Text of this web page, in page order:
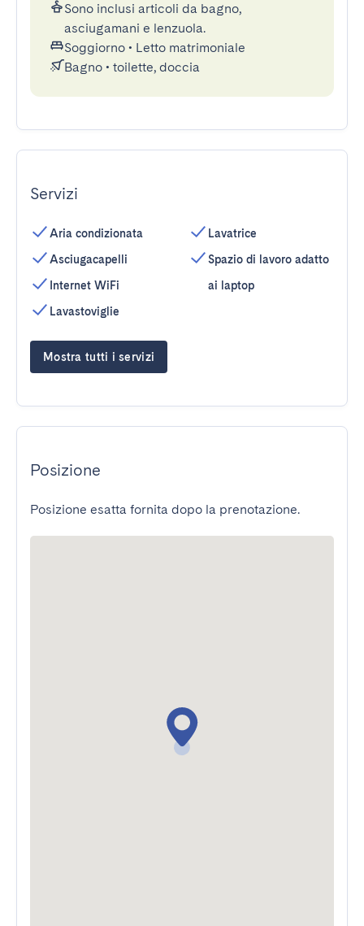
Sono inclusi articoli da bagno,
asciugamani e lenzuola.
Soggiorno • Letto matrimoniale
Bagno • toilette, doccia
Servizi
Aria condizionata
Asciugacapelli
Internet WiFi
Lavastoviglie
Lavatrice
Spazio di lavoro adatto
ai laptop
Mostra tutti i servizi
Posizione
Posizione esatta fornita dopo la prenotazione.